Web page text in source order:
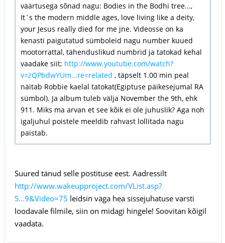
väärtusega sõnad nagu: Bodies in the Bodhi tree...,
It`s the modern middle ages, love living like a deity,
your Jesus really died for me jne. Videosse on ka
kenasti paigutatud sümboleid nagu number kuued
mootorrattal, tähenduslikud numbrid ja tatokad kehal
vaadake siit; http://www.youtube.com/watch?
v=zQPbdwYUm...re=related , täpselt 1.00 min peal
näitab Robbie kaelal tatokat(Egiptuse päikesejumal RA
sümbol). Ja album tuleb välja November the 9th, ehk
911. Miks ma arvan et see kõik ei ole juhuslik? Aga noh
igaljuhul poistele meeldib rahvast lollitada nagu
paistab.
Suured tänud selle postituse eest. Aadressilt
http://www.wakeupproject.com/VList.asp?
S...9&Video=75 leidsin väga hea sissejuhatuse varsti
loodavale filmile, siin on midagi hingele! Soovitan kõigil
vaadata.